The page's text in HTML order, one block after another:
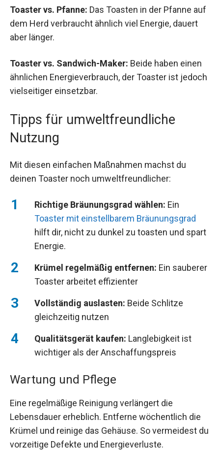
Toaster vs. Pfanne: Das Toasten in der Pfanne auf
dem Herd verbraucht ähnlich viel Energie, dauert
aber länger.
Toaster vs. Sandwich-Maker: Beide haben einen
ähnlichen Energieverbrauch, der Toaster ist jedoch
vielseitiger einsetzbar.
Tipps für umweltfreundliche
Nutzung
Mit diesen einfachen Maßnahmen machst du
deinen Toaster noch umweltfreundlicher:
Richtige Bräunungsgrad wählen: Ein
Toaster mit einstellbarem Bräunungsgrad
hilft dir, nicht zu dunkel zu toasten und spart
Energie.
Krümel regelmäßig entfernen: Ein sauberer
Toaster arbeitet effizienter
Vollständig auslasten: Beide Schlitze
gleichzeitig nutzen
Qualitätsgerät kaufen: Langlebigkeit ist
wichtiger als der Anschaffungspreis
Wartung und Pflege
Eine regelmäßige Reinigung verlängert die
Lebensdauer erheblich. Entferne wöchentlich die
Krümel und reinige das Gehäuse. So vermeidest du
vorzeitige Defekte und Energieverluste.